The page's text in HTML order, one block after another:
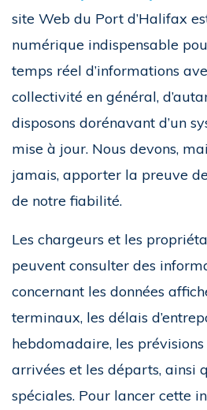
site Web du Port d’Halifax
numérique indispensable
temps réel d’informations
collectivité en général,
disposons dorénavant d’un
mise à jour. Nous devons,
jamais, apporter la preuve
de notre fiabilité.
Les chargeurs et les
peuvent consulter des
concernant les données
terminaux, les délais
hebdomadaire, les
arrivées et les départs, ainsi
spéciales. Pour lancer cette